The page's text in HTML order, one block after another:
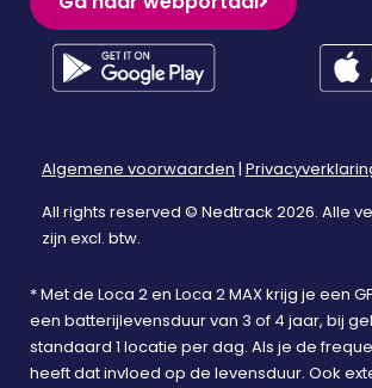
Algemene voorwaarden |
All rights reserved © Nedtrack 2026. Alle
zijn excl. btw.
* Met de Loca 2 en Loca 2 MAX krijg je een
een batterijlevensduur van 3 of 4 jaar, bij
standaard 1 locatie per dag. Als je de
heeft dat invloed op de levensduur. Ook